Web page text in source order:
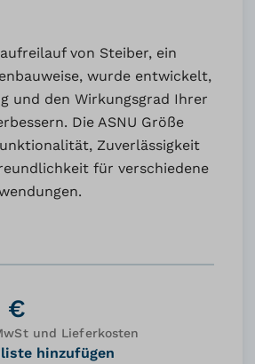
von Steiber, ein
wurde entwickelt,
und den Wirkungsgrad Ihrer
Die ASNU Größe
Zuverlässigkeit
für verschiedene
€
und Lieferkosten
hinzufügen